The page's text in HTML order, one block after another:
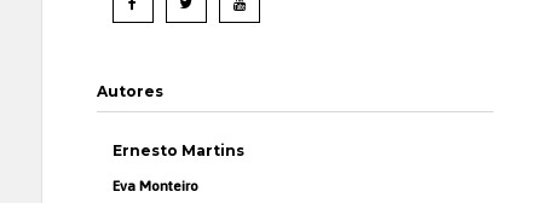
Autores
Ernesto Martins
Eva Monteiro